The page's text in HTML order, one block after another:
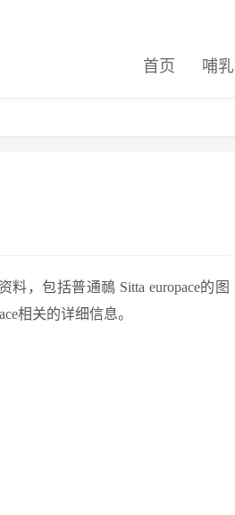
首页 哺乳
，包括普通鳾 Sitta europace的图
相关的详细信息。